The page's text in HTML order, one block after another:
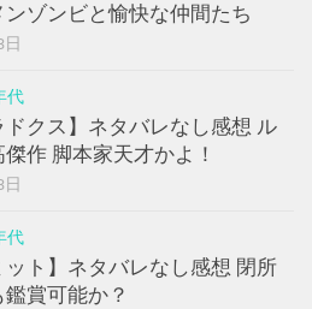
ゾンビと愉快な仲間たち
代
ドクス】ネタバレなし感想 ル
作 脚本家天才かよ！
代
ット】ネタバレなし感想 閉所
賞可能か？